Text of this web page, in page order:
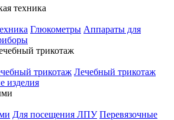
техника
Глюкометры Аппараты для
трикотаж
трикотаж Лечебный трикотаж
изделия
Для посещения ЛПУ Перевязочные